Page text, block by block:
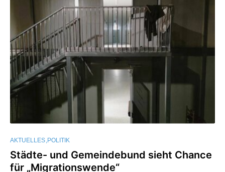
AKTUELLES POLITIK
Städte- und Gemeindebund sieht Chance
für „Migrationswende“